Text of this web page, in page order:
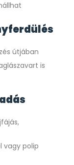
útjában
is
vagy polip